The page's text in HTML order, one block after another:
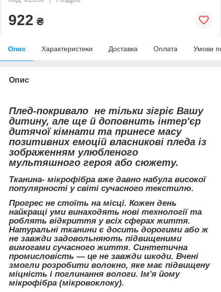
922 ₴
Опис Характеристики Доставка Оплата Умови
Опис
Плед-покривало не тільки зігріє Вашу
дитину, але ще й доповнить інтер'єр
дитячої кімнати та принесе масу
позитивних емоцій власникові пледа із
зображенням улюбленого
мультяшного героя або сюжету.
Тканина- мікрофібра вже давно набула високої
популярності у світі сучасного текстилю.
Прогрес не стоїть на місці. Кожен день
найкращі уми винаходять нові технології та
роблять відкриття у всіх сферах життя.
Натуральні тканини є досить дорогими або ж
не завжди задовольняють підвищеними
вимогами сучасного життя. Синтетична
промисловість — це не завжди шкоди. Вчені
змогли розробити волокно, яке має підвищену
міцність і поглинання вологи. Ім'я йому
мікрофібра (мікровоклоку).